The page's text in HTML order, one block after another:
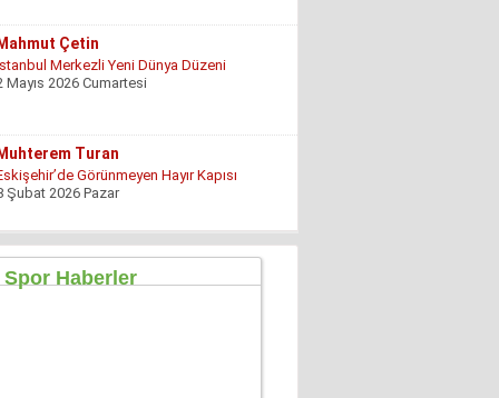
Çetin
Merkezli Yeni Dünya Düzeni
Mayıs 2026 Cumartesi
Turan
Görünmeyen Hayır Kapısı
Şubat 2026 Pazar
TIKIZ
Merkezinde Tepinmeyi Bırakın Artık